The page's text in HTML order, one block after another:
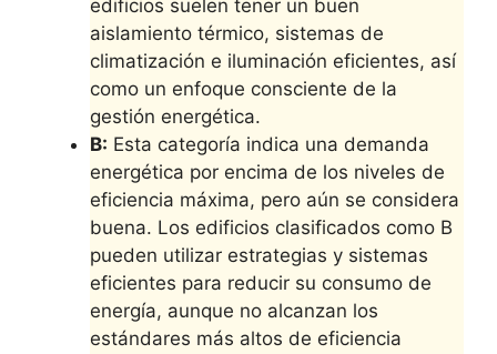
edificios suelen tener un buen
aislamiento térmico, sistemas de
climatización e iluminación eficientes, así
como un enfoque consciente de la
gestión energética.
B: Esta categoría indica una demanda
energética por encima de los niveles de
eficiencia máxima, pero aún se considera
buena. Los edificios clasificados como B
pueden utilizar estrategias y sistemas
eficientes para reducir su consumo de
energía, aunque no alcanzan los
estándares más altos de eficiencia